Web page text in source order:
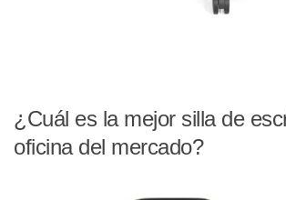
¿Cuál es la mejor silla de
oficina del mercado?